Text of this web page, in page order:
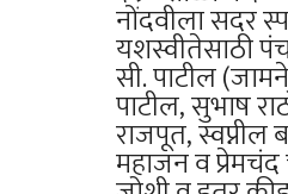
नोंदवीला सदर
यशस्वीतेसाठी
सी. पाटील
पाटील, सुभाष
राजपूत, स्वप्नील
महाजन व प्रेमचंद